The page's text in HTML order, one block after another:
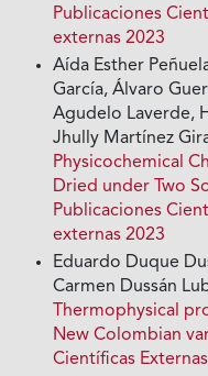
Publicaciones
externas 2023
Aída Esther
García, Álvaro
Agudelo Laverde,
Jhully Martínez
Physicochemical
Dried under Two
Publicaciones
externas 2023
Eduardo Duque
Carmen Dussán
Thermophysical
New Colombian
Científicas